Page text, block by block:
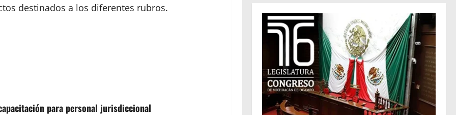
destinados a los diferentes rubros.
para personal jurisdiccional